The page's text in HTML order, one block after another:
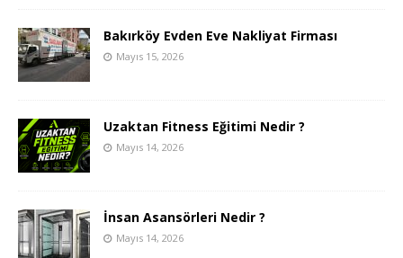
Bakırköy Evden Eve Nakliyat Firması
Mayıs 15, 2026
Uzaktan Fitness Eğitimi Nedir ?
Mayıs 14, 2026
İnsan Asansörleri Nedir ?
Mayıs 14, 2026